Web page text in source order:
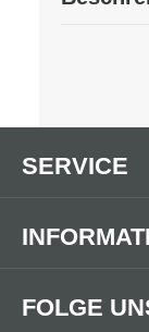
FOLGE
SERVICE